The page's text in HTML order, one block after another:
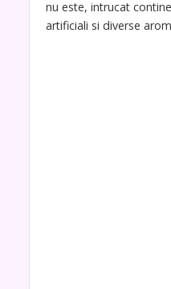
nu este, intrucat
artificiali si diverse